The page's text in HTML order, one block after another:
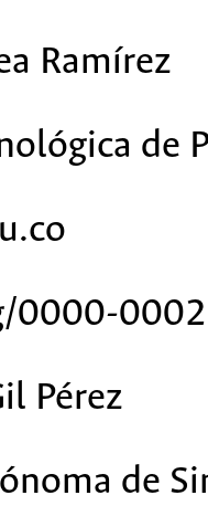
Ramírez
de
0000-
Pérez
de